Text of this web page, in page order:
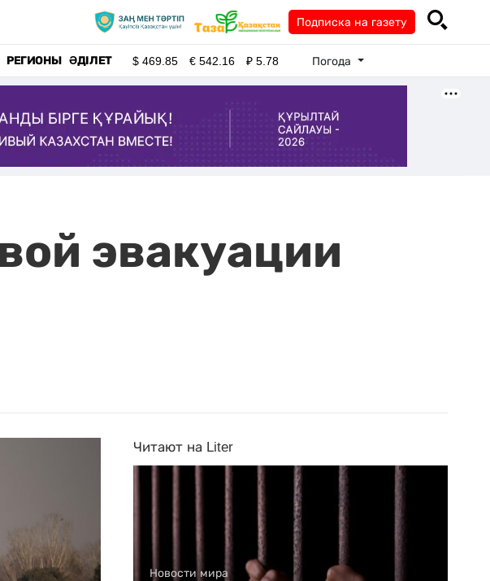
Подписка на газету
РЕГИОНЫ ӘДІЛЕТ $469.85 €542.16 ₽5.78 Погода
эвакуации
Читают на Liter
Новости мира